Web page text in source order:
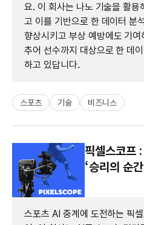
요. 이 회사는 나노 기술을 활
고 이를 기반으로 한 데이터 분
향상시키고 부상 예방에도 기
추어 선수까지 대상으로 한 데
하고 있답니다.
스포츠 기술 비즈니스
픽셀스코프
‘승리의 순
스포츠 AI 중계에 도전하는 픽